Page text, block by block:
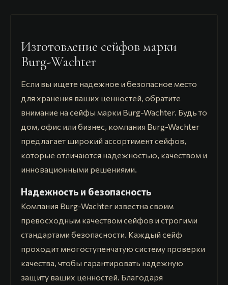
Изготовление сейфов марки
Burg-Wachter
Если вы ищете надежное и безопасное место
для хранения ваших ценностей, обратите
внимание на сейфы марки Burg-Wachter. Будь то
дом, офис или бизнес, компания Burg-Wachter
предлагает широкий ассортимент сейфов,
которые отличаются надежностью, качеством и
инновационными решениями.
Надежность и безопасность
Компания Burg-Wachter известна своим
превосходным качеством сейфов и строгими
стандартами безопасности. Каждый сейф
проходит многоступенчатую систему проверки
качества, чтобы гарантировать надежную
защиту ваших ценностей. Благодаря